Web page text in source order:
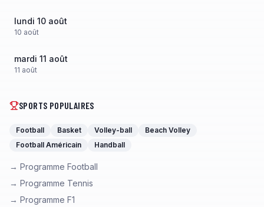
lundi 10 août
10 août
mardi 11 août
11 août
SPORTS POPULAIRES
Football Basket Volley-ball
Beach Volley
Football Américain
Handball
→ Programme Football
→ Programme Tennis
→ Programme F1